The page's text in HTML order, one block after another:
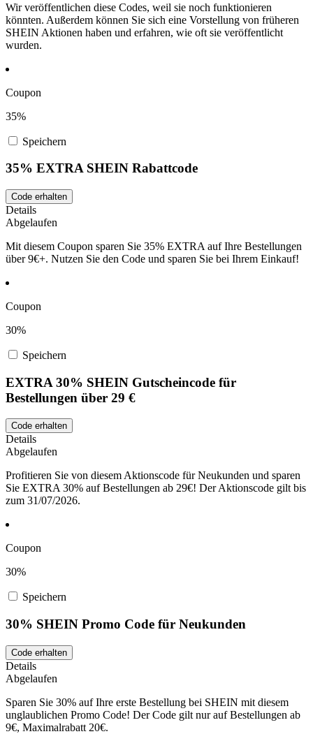
Wir veröffentlichen diese Codes, weil sie noch funktionieren
könnten. Außerdem können Sie sich eine Vorstellung von früheren
SHEIN Aktionen haben und erfahren, wie oft sie veröffentlicht
wurden.
Coupon
35%
Speichern
35% EXTRA SHEIN Rabattcode
Code erhalten
Details
Abgelaufen
Mit diesem Coupon sparen Sie 35% EXTRA auf Ihre Bestellungen
über 9€+. Nutzen Sie den Code und sparen Sie bei Ihrem Einkauf!
Coupon
30%
Speichern
EXTRA 30% SHEIN Gutscheincode für
Bestellungen über 29 €
Code erhalten
Details
Abgelaufen
Profitieren Sie von diesem Aktionscode für Neukunden und sparen
Sie EXTRA 30% auf Bestellungen ab 29€! Der Aktionscode gilt bis
zum 31/07/2026.
Coupon
30%
Speichern
30% SHEIN Promo Code für Neukunden
Code erhalten
Details
Abgelaufen
Sparen Sie 30% auf Ihre erste Bestellung bei SHEIN mit diesem
unglaublichen Promo Code! Der Code gilt nur auf Bestellungen ab
9€, Maximalrabatt 20€.